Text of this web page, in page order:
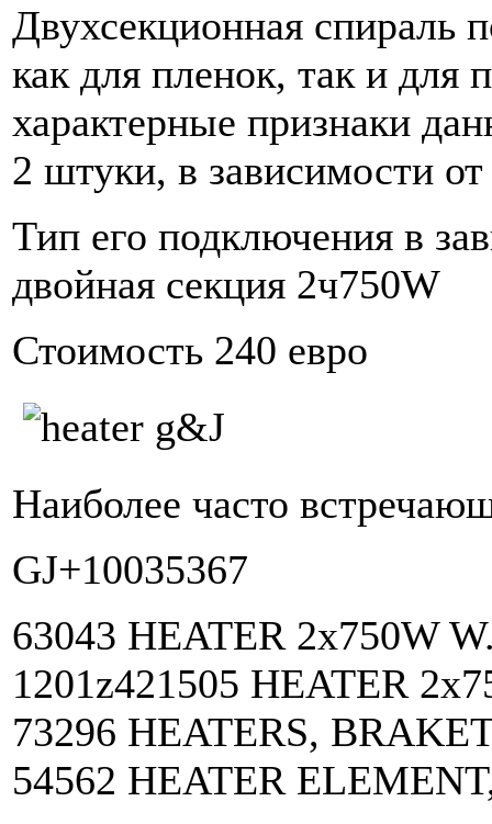
Двухсекционная спираль
как для пленок, так и для
характерные признаки
2 штуки, в зависимости
Тип его подключения в
двойная секция 2ч750W
Стоимость 240 евро
Наиболее часто
GJ+10035367
63043 HEATER 2x750W
1201z421505 HEATER
73296 HEATERS,
54562 HEATER